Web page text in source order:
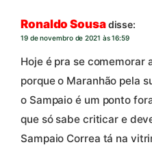
Ronaldo Sousadisse:
19 de novembro de 2021 às 16:59
Hoje é pra se comemorar
porque o Maranhão pela
o Sampaio é um ponto
que só sabe criticar e
Sampaio Correa tá na